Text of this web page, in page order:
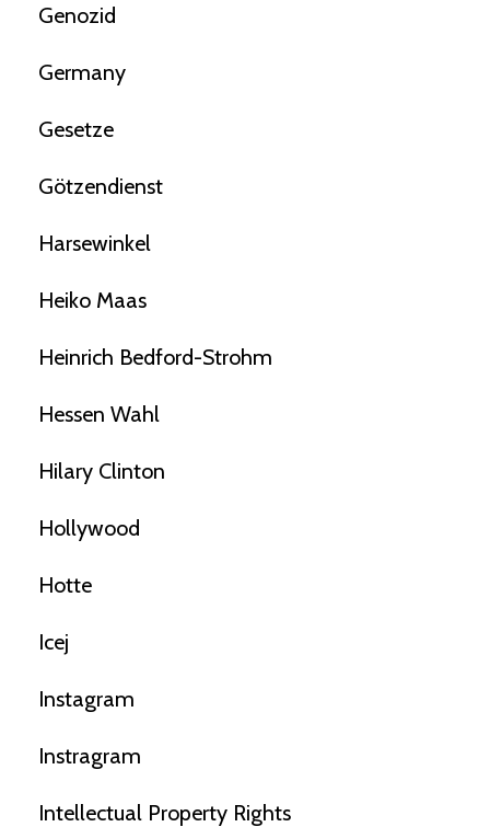
Genozid
Germany
Gesetze
Götzendienst
Harsewinkel
Heiko Maas
Heinrich Bedford-Strohm
Hessen Wahl
Hilary Clinton
Hollywood
Hotte
Icej
Instagram
Instragram
Intellectual Property Rights